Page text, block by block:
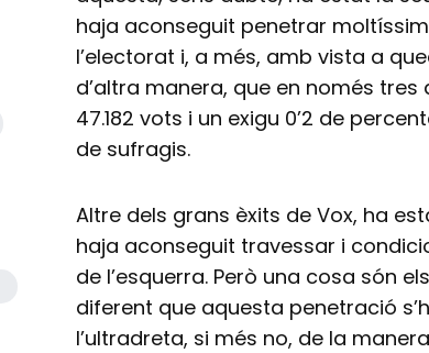
haja aconseguit penetrar
l’electorat i, a més, amb vista a
d’altra manera, que en només
47.182 vots i un exigu 0’2 de
de sufragis.
Altre dels grans èxits de Vox, ha
haja aconseguit travessar i
de l’esquerra. Però una cosa són
diferent que aquesta penetració
l’ultradreta, si més no, de la